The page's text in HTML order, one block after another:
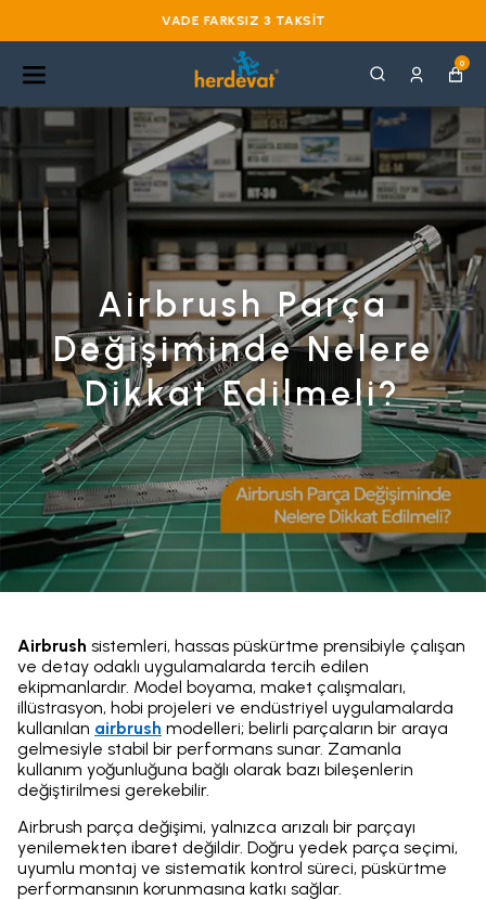
VADE FARKSIZ 3 TAKSIT
0
Airbrush Parça
Değişiminde Nelere
Dikkat Edilmeli?
Airbrush sistemleri, hassas püskürtme prensibiyle çalışan
ve detay odaklı uygulamalarda tercih edilen
ekipmanlardır. Model boyama, maket çalışmaları,
illüstrasyon, hobi projeleri ve endüstriyel uygulamalarda
kullanılan airbrush modelleri; belirli parçaların bir araya
gelmesiyle stabil bir performans sunar. Zamanla
kullanım yoğunluğuna bağlı olarak bazı bileşenlerin
değiştirilmesi gerekebilir.
Airbrush parça değişimi, yalnızca arızalı bir parçayı
yenilemekten ibaret değildir. Doğru yedek parça seçimi,
uyumlu montaj ve sistematik kontrol süreci, püskürtme
performansının korunmasına katkı sağlar.